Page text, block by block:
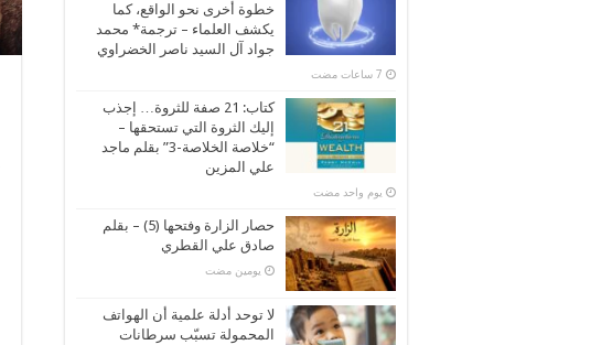
خطوة أخرى نحو الواقع، كما
يكشف العلماء – ترجمة* محمد
جواد آل السيد ناصر الخضراوي
كتاب: 21 صفة للثروة… إجذب
إليك الثروة التي تستحقها –
“خلاصة الخلاصة-3” بقلم ماجد
علي المزين
‏يوم واحد مضت
حصار الزارة وفتحها (5) – بقلم
صادق علي القطري
‏يومين مضت
لا توحد أدلة علمية أن الهواتف
المحمولة تسبّب سرطانات